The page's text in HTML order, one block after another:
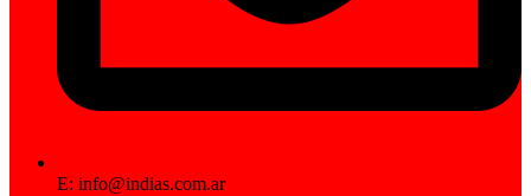
E: info@indias.com.ar